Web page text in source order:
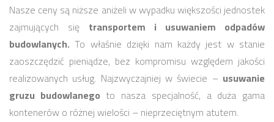
Nasze ceny są niższe aniżeli w wypadku większości jednostek
zajmujących się transportem i usuwaniem odpadów
budowlanych. To właśnie dzięki nam każdy jest w stanie
zaoszczędzić pieniądze, bez kompromisu względem jakości
realizowanych usług. Najzwyczajniej w świecie – usuwanie
gruzu budowlanego to nasza specjalność, a duża gama
kontenerów o różnej wielości – nieprzeciętnym atutem.